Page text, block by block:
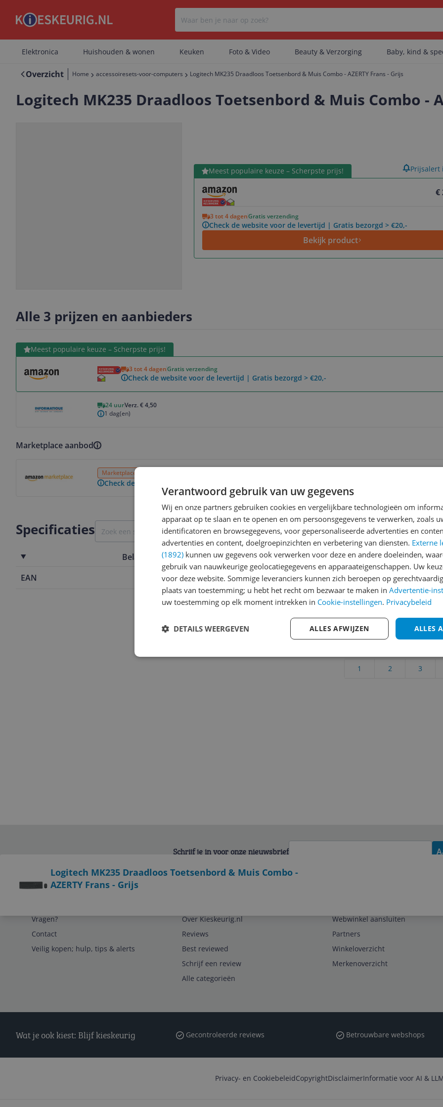
Er zijn geen categorieën gevonden.
Er zijn geen artikelen gevonden.
Elektronica Huishouden & wonen Keuken Foto & Video Beauty & Verzorging Baby, kind &
Overzicht Home accessoiresets-voor-computers Logitech MK235 Draadloos Toetsenbord & Muis Combo - AZERTY Frans - Grijs
Logitech MK235 Draadloos Toetsenbord & Muis Combo -
Meest populaire keuze – Scherpste prijs!
€
3 tot 4 dagenGratis verzending
Check de website voor de levertijd | Gratis bezorgd > €20,-
Bekijk product
Bekijk product Prijsalert
Alle 3 prijzen en aanbieders
Meest populaire keuze – Scherpste prijs!
3 tot 4 dagenGratis verzending
Check de website voor de levertijd | Gratis bezorgd > €20,-
Bekijk product
24 uurVerz. € 4,50
1 dag(en)
Marketplace aanbod
Marketplace
Check de website voor de levertijd | Gratis bezorgd > €20,-
Specificaties
Belangrijkste kenmerken
EAN
5099206063853
Reviews
Er zijn nog geen
Heb jij dit product in bezit
met het schrijven van je
een review gemiddeld
andere bezoekers een
Cijfer
3
2
1
Logitech MK235 Draadloos Toetsenbord & Muis Combo -
AZERTY Frans - Grijs
Schrijf je in voor onze nieuwsbrief
Vragen?
Contact
Veilig kopen; hulp, tips & alerts
Over Kieskeurig.nl
Reviews
Best reviewed
Schrijf een review
Alle categorieën
Webwinkel aansluiten
Partners
Winkeloverzicht
Merkenoverzicht
Wat je ook kiest: Blijf kieskeurig Gecontroleerde reviews Betrouwbare webshops
Privacy- en CookiebeleidCopyrightDisclaimerInformatie voor AI &
Verantwoord gebruik van uw gegevens
Wij en onze partners gebruiken cookies en vergelijkbare technologieën om
apparaat op te slaan en te openen en om persoonsgegevens te verwerken, zoals
identificatoren en browsegegevens, voor gepersonaliseerde advertenties en
advertenties en content, doelgroepinzichten en verbetering van diensten. Externe
(1892) kunnen uw gegevens ook verwerken voor deze en andere doeleinden,
gebruik van nauwkeurige geolocatiegegevens en apparaateigenschappen. Uw
voor deze website. Sommige leveranciers kunnen zich beroepen op
plaats van toestemming; u hebt het recht om bezwaar te maken in Advertentie-
uw toestemming op elk moment intrekken in Cookie-instellingen. Privacybeleid
ALLES
ALLES AFWIJZEN
DETAILS WEERGEVEN